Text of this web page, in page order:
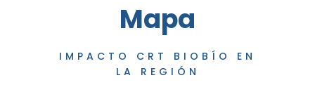
Mapa
IMPACTO CRT BIOBÍO EN
LA REGIÓN